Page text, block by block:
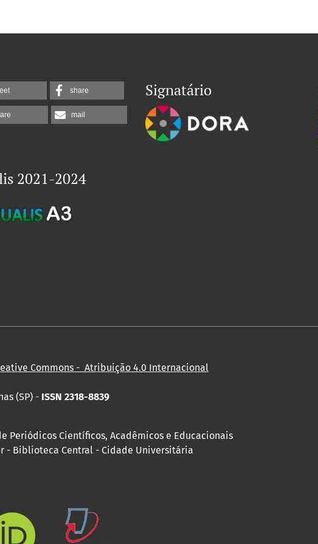
share
mail
Signatário
2021-2024
Commons - Atribuição 4.0 Internacional
(SP) - ISSN 2318-8839
Periódicos Científicos, Acadêmicos e Educacionais
- Biblioteca Central - Cidade Universitária